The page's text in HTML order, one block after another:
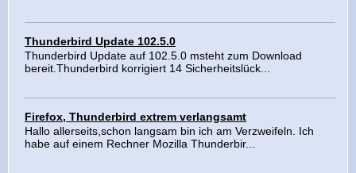
Thunderbird Update 102.5.0
Thunderbird Update auf 102.5.0 msteht zum Download
bereit.Thunderbird korrigiert 14 Sicherheitslück...
Firefox, Thunderbird extrem verlangsamt
Hallo allerseits,schon langsam bin ich am Verzweifeln. Ich
habe auf einem Rechner Mozilla Thunderbir...